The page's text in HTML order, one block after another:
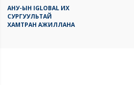
АНУ-ЫН IGLOBAL ИХ
СУРГУУЛЬТАЙ
ХАМТРАН АЖИЛЛАНА